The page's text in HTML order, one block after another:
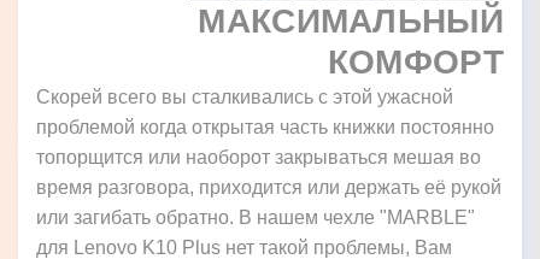
МАКСИМАЛЬНЫЙ
КОМФОРТ
Скорей всего вы сталкивались с этой ужасной
проблемой когда открытая часть книжки постоянно
топорщится или наоборот закрываться мешая во
время разговора, приходится или держать её рукой
или загибать обратно. В нашем чехле "MARBLE"
для Lenovo K10 Plus нет такой проблемы, Вам